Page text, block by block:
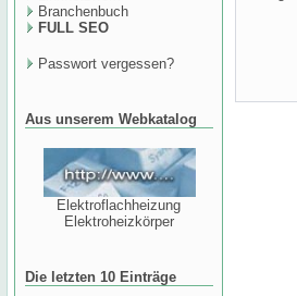
Branchenbuch
FULL SEO
Passwort vergessen?
Aus unserem Webkatalog
Elektroflachheizung
Elektroheizkörper
Die letzten 10 Einträge